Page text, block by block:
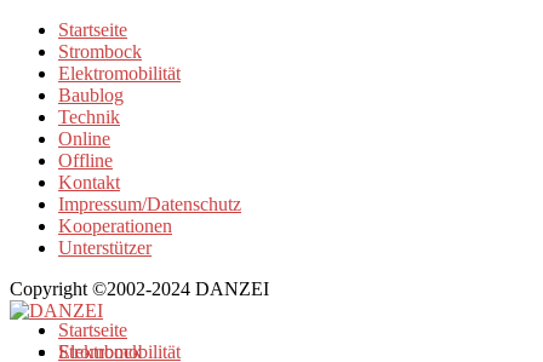
Startseite
Strombock
Elektromobilität
Baublog
Technik
Online
Offline
Kontakt
Impressum/Datenschutz
Kooperationen
Unterstützer
Copyright ©2002-2024 DANZEI
Startseite
Strombock
Elektromobilität